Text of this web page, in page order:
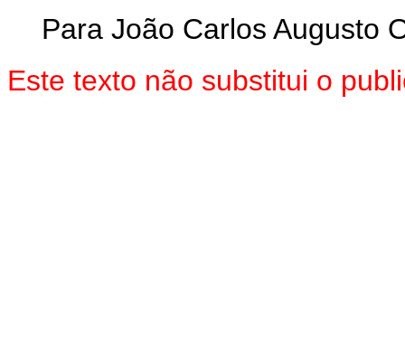
Para João Carlos Augusto
Este texto não substitui o